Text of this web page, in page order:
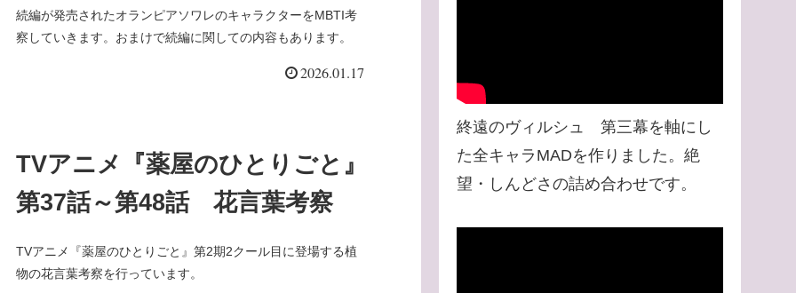
続編が発売されたオランピアソワレのキャラクターをMBTI考
察していきます。おまけで続編に関しての内容もあります。
2026.01.17
TVアニメ『薬屋のひとりごと』
第37話～第48話 花言葉考察
TVアニメ『薬屋のひとりごと』第2期2クール目に登場する植
物の花言葉考察を行っています。
終遠のヴィルシュ 第三幕を軸にし
た全キャラMADを作りました。絶
望・しんどさの詰め合わせです。